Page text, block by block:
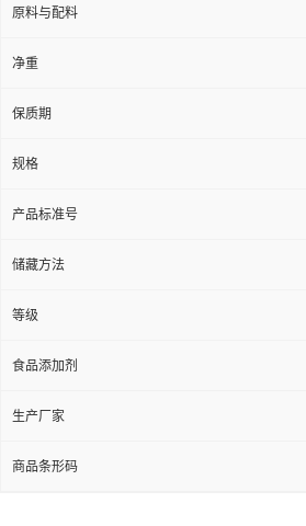
原料与配料
净重
保质期
规格
产品标准号
储藏方法
等级
食品添加剂
生产厂家
商品条形码